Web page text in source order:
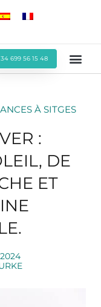
699 56 15 48
À SITGES
:
DE
ET